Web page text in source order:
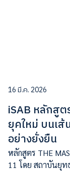
16 มี.ค. 2026
iSAB หลักสูต
ยุคใหม่ บนเส้
อย่างยั่งยืน
หลักสูตร THE
11 โดย สถาบันยุท